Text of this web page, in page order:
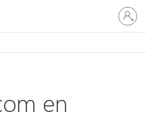
Iniciar
sesión
en
cuenta
en